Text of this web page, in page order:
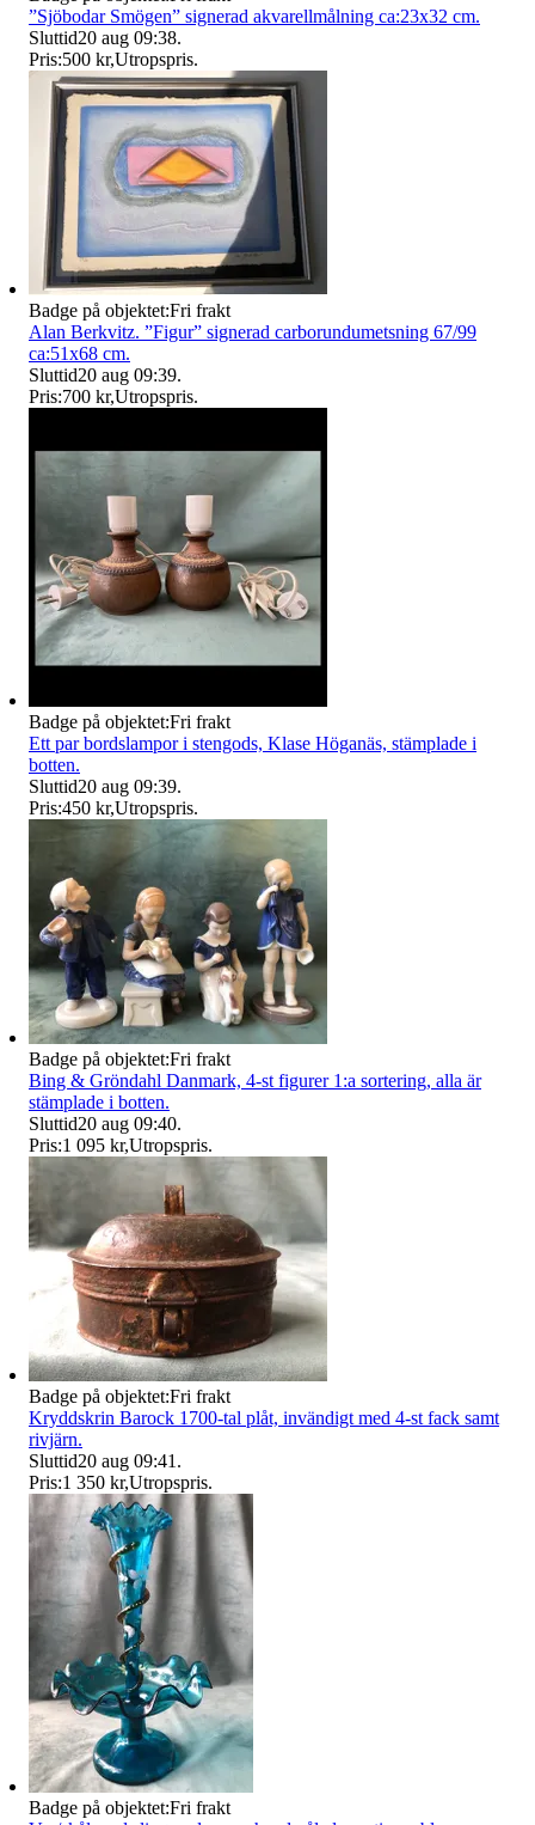
”Sjöbodar Smögen” signerad akvarellmålning ca:23x32 cm.
Sluttid20 aug 09:38.
Pris:500 kr,Utropspris.
Badge på objektet:Fri frakt
Alan Berkvitz. ”Figur” signerad carborundumetsning 67/99
ca:51x68 cm.
Sluttid20 aug 09:39.
Pris:700 kr,Utropspris.
Badge på objektet:Fri frakt
Ett par bordslampor i stengods, Klase Höganäs, stämplade i
botten.
Sluttid20 aug 09:39.
Pris:450 kr,Utropspris.
Badge på objektet:Fri frakt
Bing & Gröndahl Danmark, 4-st figurer 1:a sortering, alla är
stämplade i botten.
Sluttid20 aug 09:40.
Pris:1 095 kr,Utropspris.
Badge på objektet:Fri frakt
Kryddskrin Barock 1700-tal plåt, invändigt med 4-st fack samt
rivjärn.
Sluttid20 aug 09:41 .
Pris:1 350 kr,Utropspris.
Badge på objektet:Fri frakt